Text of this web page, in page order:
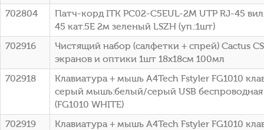
702804
Патч-корд ITK PC02-C5EUL-2M UTP RJ-45
45 кат.5E 2м зеленый LSZH (уп.:1шт)
702916
Чистящий набор (салфетки + спрей) Cactus
экранов и оптики 1шт 18x18см 100мл
702918
Клавиатура + мышь A4Tech Fstyler FG1010
серый мышь:белый/серый USB
(FG1010 WHITE)
702919
Клавиатура + мышь A4Tech Fstyler FG1010